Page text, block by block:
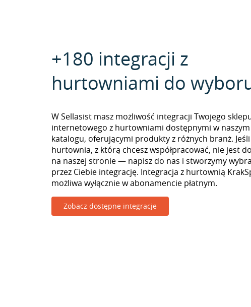
+180 integracji z
hurtowniami do
W Sellasist masz możliwość integracji Twojego
internetowego z hurtowniami dostępnymi w naszym
katalogu, oferującymi produkty z różnych branż. Jeśli
hurtownia, z którą chcesz współpracować, nie jest
na naszej stronie — napisz do nas i stworzymy
przez Ciebie integrację. Integracja z hurtownią
możliwa wyłącznie w abonamencie płatnym.
Zobacz dostępne integracje